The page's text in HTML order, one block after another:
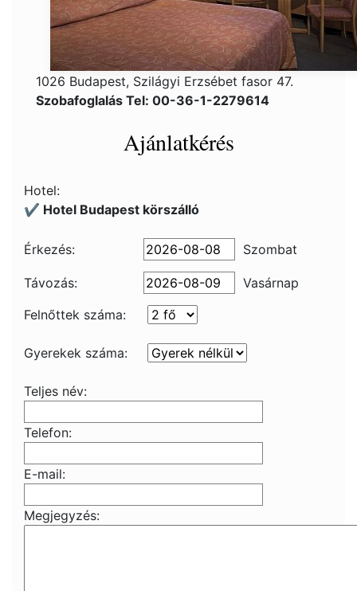
1026 Budapest, Szilágyi Erzsébet fasor 47.
Szobafoglalás Tel: 00-36-1-2279614
Ajánlatkérés
Hotel:
✔️ Hotel Budapest körszálló
Érkezés: Szombat
Távozás:
Vasárnap
Felnőttek száma:
Gyerekek száma:
Teljes név:
Telefon:
E-mail:
Megjegyzés: